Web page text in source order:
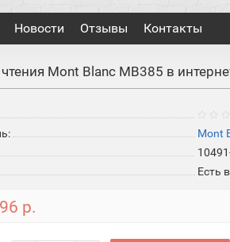
Новости Отзывы Контакты
Mont Blanc MB385 в
Mont
Есть
р.